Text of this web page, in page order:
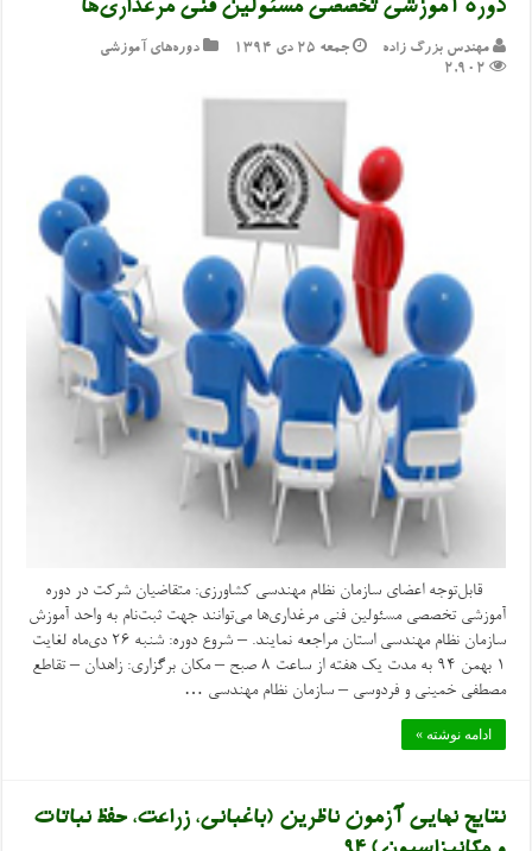
دوره آموزشی تخصصی مسئولین فنی مرغداری‌ها
مهندس بزرگ زاده جمعه ۲۵ دی ۱۳۹۴
دوره‌های آموزشی
2,902
قابل‌توجه اعضای سازمان نظام مهندسی کشاورزی: متقاضیان شرکت در دوره
آموزشی تخصصی مسئولین فنی مرغداری‌ها می‌توانند جهت ثبت‌نام به واحد آموزش
سازمان نظام مهندسی استان مراجعه نمایند. – شروع دوره: شنبه ۲۶ دی‌ماه لغایت
۱ بهمن ۹۴ به مدت یک هفته از ساعت ۸ صبح – مکان برگزاری: زاهدان – تقاطع
مصطفی خمینی و فردوسی – سازمان نظام مهندسی …
ادامه نوشته »
نتایج نهایی آزمون ناظرین (باغبانی، زراعت، حفظ نباتات